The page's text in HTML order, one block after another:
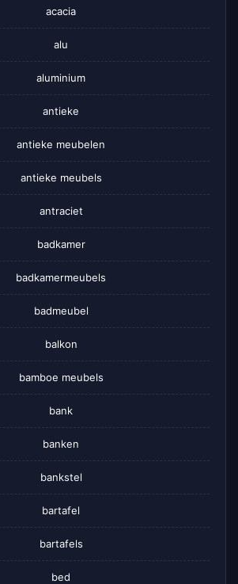
acacia
alu
aluminium
antieke
antieke meubelen
antieke meubels
antraciet
badkamer
badkamermeubels
badmeubel
balkon
bamboe meubels
bank
banken
bankstel
bartafel
bartafels
bed